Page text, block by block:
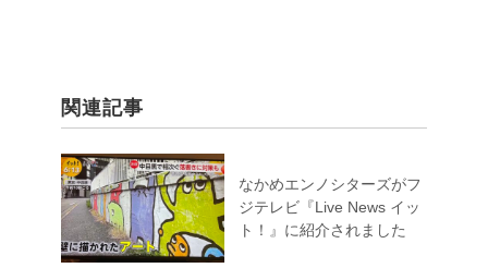
関連記事
なかめエンノシターズがフ
ジテレビ『Live News イッ
ト！』に紹介されました